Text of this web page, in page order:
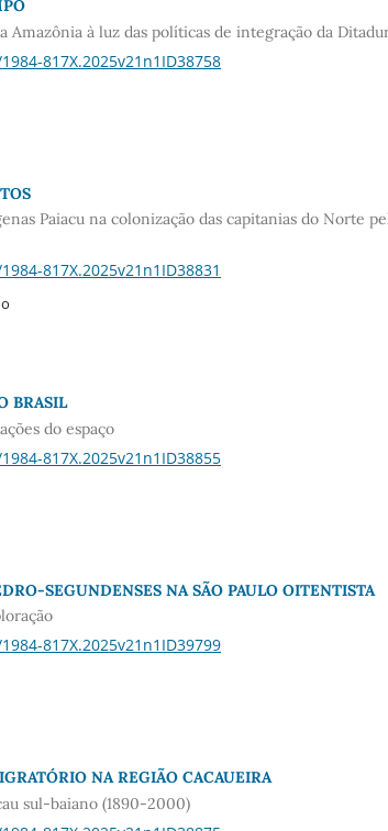
Amazônia à luz das políticas de integração da
817X.2025v21n1ID38758
Paiacu na colonização das capitanias do Norte
817X.2025v21n1ID38831
BRASIL
do espaço
817X.2025v21n1ID38855
SEGUNDENSES NA SÃO PAULO OITENTISTA
817X.2025v21n1ID39799
NA REGIÃO CACAUEIRA
sul-baiano (1890-2000)